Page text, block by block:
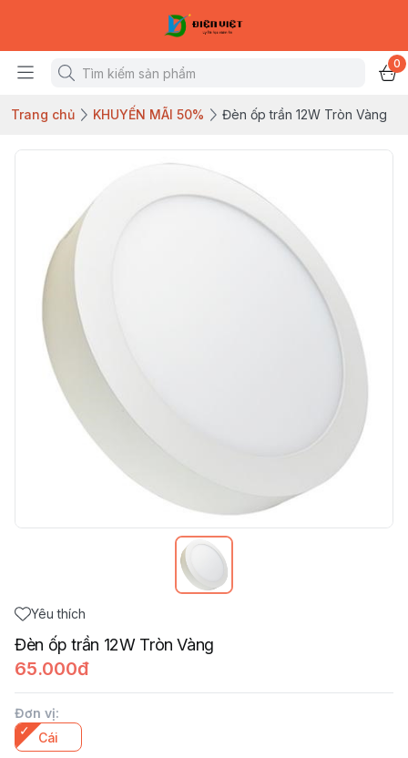
0
Trang chủ KHUYẾN MÃI 50% Đèn ốp trần 12W Tròn Vàng
Yêu thích
Đèn ốp trần 12W Tròn Vàng
65.000đ
Đơn vị:
Cái